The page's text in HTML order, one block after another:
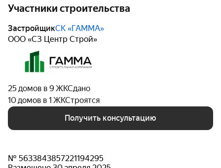
Участники строительства
ЗастройщикСК «ГАММА»
ООО «СЗ Центр Строй»
25 домов в 9 ЖКСдано
10 домов в 1 ЖКСтроятся
Получить консультацию
№ 5633843857221194295